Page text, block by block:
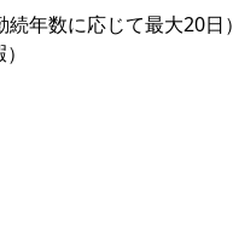
年数に応じて最大20日）